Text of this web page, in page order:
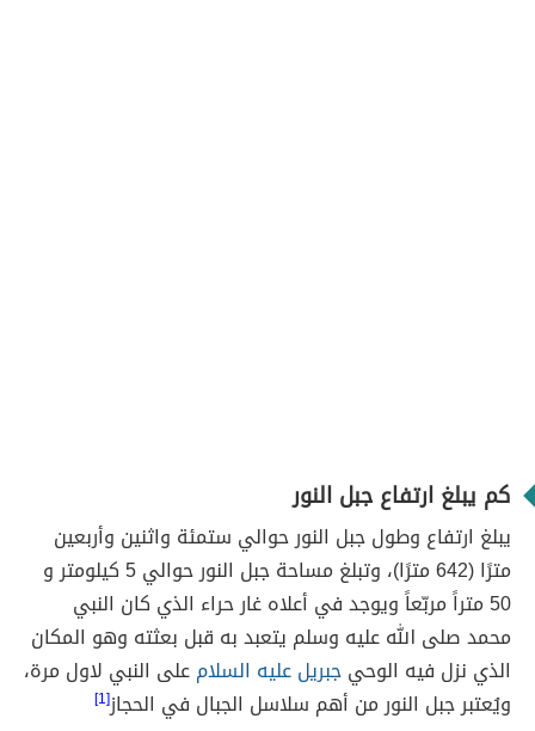
كم يبلغ ارتفاع جبل النور
يبلغ ارتفاع وطول جبل النور حوالي ستمئة واثنين وأربعين
مترًا (642 مترًا)، وتبلغ مساحة جبل النور حوالي 5 كيلومتر و
50 متراً مربّعاً ويوجد في أعلاه غار حراء الذي كان النبي
محمد صلى الله عليه وسلم يتعبد به قبل بعثته وهو المكان
الذي نزل فيه الوحيجبريل عليه السلامعلى النبي لاول مرة،
ويُعتبر جبل النور من أهم سلاسل الجبال في الحجاز[1]